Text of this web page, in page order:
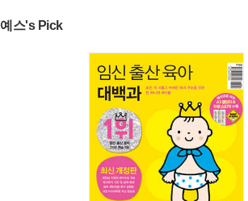
예스's Pick